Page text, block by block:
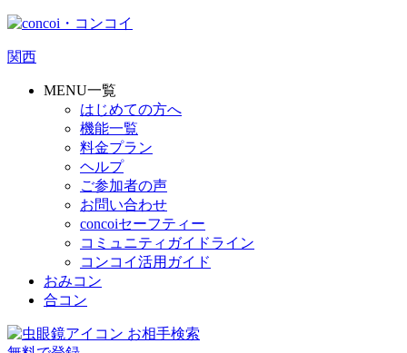
関西
MENU一覧
はじめての方へ
機能一覧
料金プラン
ヘルプ
ご参加者の声
お問い合わせ
concoiセーフティー
コミュニティガイドライン
コンコイ活用ガイド
おみコン
合コン
お相手検索